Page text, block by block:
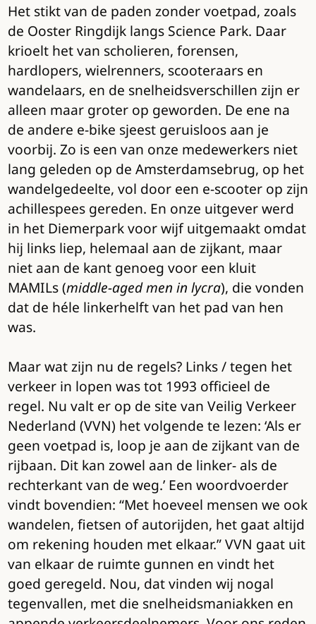
Het stikt van de paden zonder voetpad, zoals
de Ooster Ringdijk langs Science Park. Daar
krioelt het van scholieren, forensen,
hardlopers, wielrenners, scooteraars en
wandelaars, en de snelheidsverschillen zijn er
alleen maar groter op geworden. De ene na
de andere e-bike sjeest geruisloos aan je
voorbij. Zo is een van onze medewerkers niet
lang geleden op de Amsterdamsebrug, op het
wandelgedeelte, vol door een e-scooter op zijn
achillespees gereden. En onze uitgever werd
in het Diemerpark voor wijf uitgemaakt omdat
hij links liep, helemaal aan de zijkant, maar
niet aan de kant genoeg voor een kluit
MAMILs (middle-aged men in lycra), die vonden
dat de héle linkerhelft van het pad van hen
was.
Maar wat zijn nu de regels? Links / tegen het
verkeer in lopen was tot 1993 officieel de
regel. Nu valt er op de site van Veilig Verkeer
Nederland (VVN) het volgende te lezen: ‘Als er
geen voetpad is, loop je aan de zijkant van de
rijbaan. Dit kan zowel aan de linker- als de
rechterkant van de weg.’ Een woordvoerder
vindt bovendien: “Met hoeveel mensen we ook
wandelen, fietsen of autorijden, het gaat altijd
om rekening houden met elkaar.” VVN gaat uit
van elkaar de ruimte gunnen en vindt het
goed geregeld. Nou, dat vinden wij nogal
tegenvallen, met die snelheidsmaniakken en